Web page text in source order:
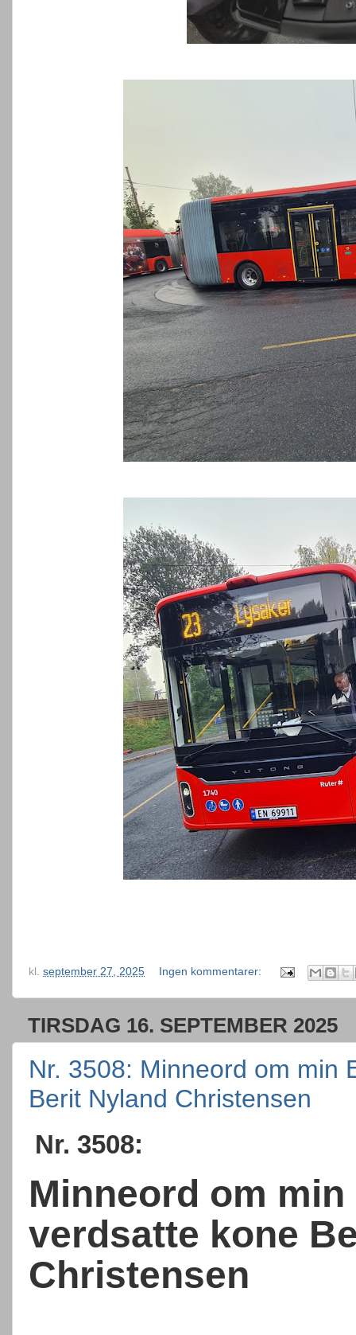
kl. september 27, 2025 Ingen kommentarer:
TIRSDAG 16. SEPTEMBER 2025
Nr. 3508: Minneord om min
Berit Nyland Christensen
Nr. 3508:
Minneord om
verdsatte kone
Christensen